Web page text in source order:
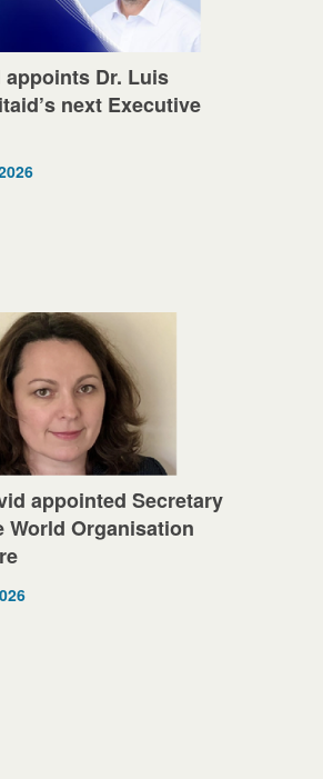
Dr. Luis
next Executive
appointed Secretary
World Organisation